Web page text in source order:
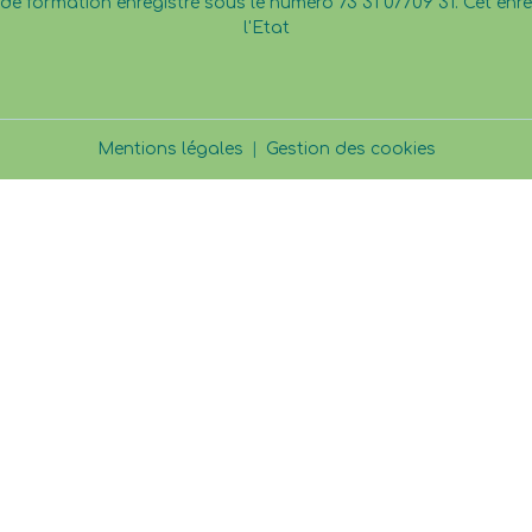
l'Etat
Mentions légales Gestion des cookies